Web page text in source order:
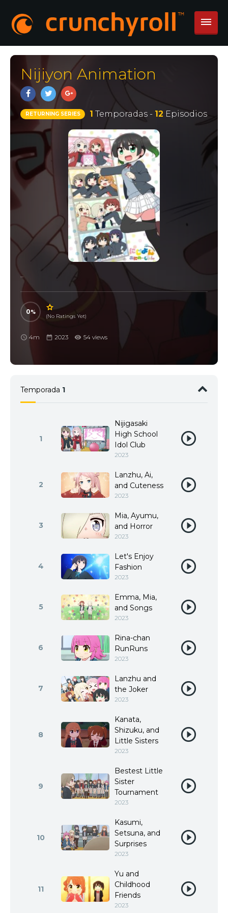
Nijiyon Animation
RETURNING SERIES 1 Temporadas - 12 Episodios
–
0
(No Ratings Yet)
4m 2023 54 views
Temporada 1
1
Nijigasaki
High School
Idol Club
2023
2
Lanzhu, Ai,
and Cuteness
2023
3
Mia, Ayumu,
and Horror
2023
4
Let's Enjoy
Fashion
2023
5
Emma, Mia,
and Songs
2023
6
Rina-chan
RunRuns
2023
7
Lanzhu and
the Joker
2023
8
Kanata,
Shizuku, and
Little Sisters
2023
9
Bestest Little
Sister
Tournament
2023
10
Kasumi,
Setsuna, and
Surprises
2023
11
Yu and
Childhood
Friends
2023